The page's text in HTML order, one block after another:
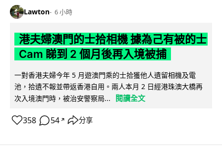
Lawton 6 小時
港夫婦澳門的士拾相機 據為己有被的士
Cam 睇到 2 個月後再入境被捕
一對香港夫婦今年 5 月遊澳門乘的士拾獲他人遺留相機及電
池，拾遺不報並帶返香港自用。兩人本月 2 日經港珠澳大橋再
次入境澳門時，被治安警察局...
閱讀全文
358 54 ↗ 分享